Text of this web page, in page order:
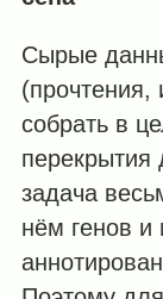
Сырые
собрать в
перекрытия
задача
нём генов и